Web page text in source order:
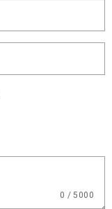
0 / 5000